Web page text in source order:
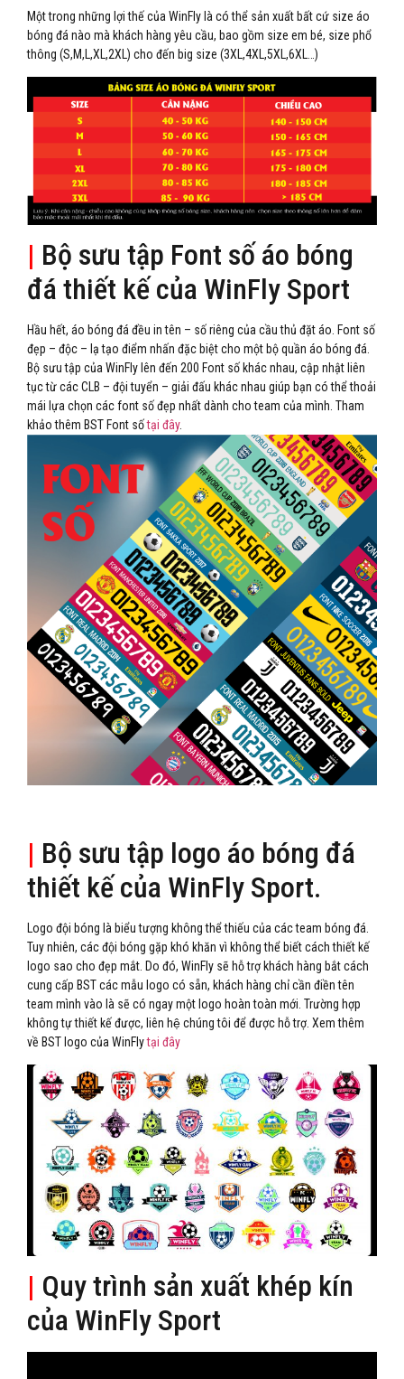
Một trong những lợi thế của WinFly là có thể sản xuất bất cứ size áo
bóng đá nào mà khách hàng yêu cầu, bao gồm size em bé, size phổ
thông (S,M,L,XL,2XL) cho đến big size (3XL,4XL,5XL,6XL…)
| Bộ sưu tập Font số áo bóng
đá thiết kế của WinFly Sport
Hầu hết, áo bóng đá đều in tên – số riêng của cầu thủ đặt áo. Font số
đẹp – độc – lạ tạo điểm nhấn đặc biệt cho một bộ quần áo bóng đá.
Bộ sưu tập của WinFly lên đến 200 Font số khác nhau, cập nhật liên
tục từ các CLB – đội tuyển – giải đấu khác nhau giúp bạn có thể thoải
mái lựa chọn các font số đẹp nhất dành cho team của mình. Tham
khảo thêm BST Font sốtại đây.
| Bộ sưu tập logo áo bóng đá
thiết kế của WinFly Sport.
Logo đội bóng là biểu tượng không thể thiếu của các team bóng đá.
Tuy nhiên, các đội bóng gặp khó khăn vì không thể biết cách thiết kế
logo sao cho đẹp mắt. Do đó, WinFly sẽ hỗ trợ khách hàng bắt cách
cung cấp BST các mẫu logo có sẵn, khách hàng chỉ cần điền tên
team mình vào là sẽ có ngay một logo hoàn toàn mới. Trường hợp
không tự thiết kế được, liên hệ chúng tôi để được hỗ trợ. Xem thêm
về BST logo của WinFlytại đây
| Quy trình sản xuất khép kín
của WinFly Sport